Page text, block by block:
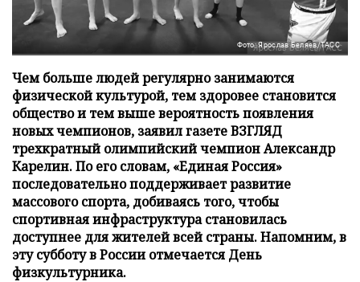
Фото: Ярослав Беляев/ТАСС
Чем больше людей регулярно занимаются
физической культурой, тем здоровее становится
общество и тем выше вероятность появления
новых чемпионов, заявил газете ВЗГЛЯД
трехкратный олимпийский чемпион Александр
Карелин. По его словам, «Единая Россия»
последовательно поддерживает развитие
массового спорта, добиваясь того, чтобы
спортивная инфраструктура становилась
доступнее для жителей всей страны. Напомним, в
эту субботу в России отмечается День
физкультурника.